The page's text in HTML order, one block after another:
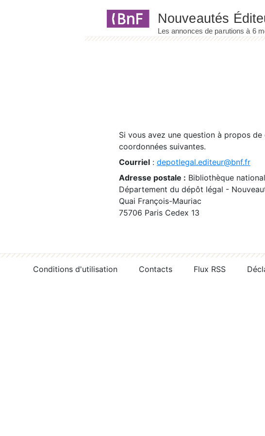
Si vous avez une question à propos
coordonnées suivantes.
Courriel : depotlegal.editeur@bnf.fr
Adresse postale : Bibliothèque
Département du dépôt légal -
Quai François-Mauriac
75706 Paris Cedex 13
Conditions d'utilisation Contacts Flux RSS